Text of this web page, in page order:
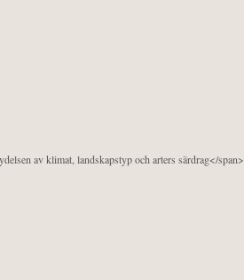
av klimat, landskapstyp och arters särdrag</span>